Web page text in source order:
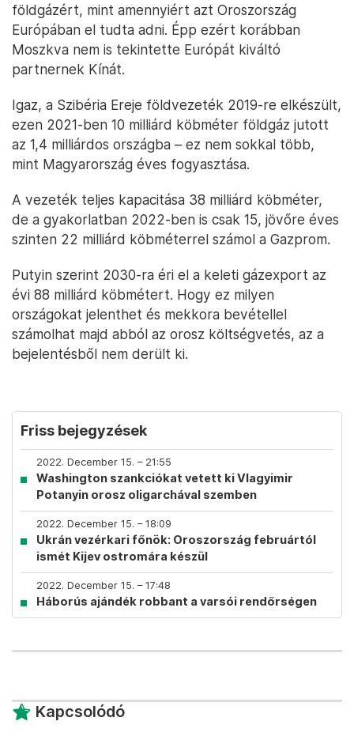
földgázért, mint amennyiért azt Oroszország
Európában el tudta adni. Épp ezért korábban
Moszkva nem is tekintette Európát kiváltó
partnernek Kínát.
Igaz, a Szibéria Ereje földvezeték 2019-re elkészült,
ezen 2021-ben 10 milliárd köbméter földgáz jutott
az 1,4 milliárdos országba – ez nem sokkal több,
mint Magyarország éves fogyasztása.
A vezeték teljes kapacitása 38 milliárd köbméter,
de a gyakorlatban 2022-ben is csak 15, jövőre éves
szinten 22 milliárd köbméterrel számol a Gazprom.
Putyin szerint 2030-ra éri el a keleti gázexport az
évi 88 milliárd köbmétert. Hogy ez milyen
országokat jelenthet és mekkora bevétellel
számolhat majd abból az orosz költségvetés, az a
bejelentésből nem derült ki.
Friss bejegyzések
2022. December 15. – 21:55
Washington szankciókat vetett ki Vlagyimir
Potanyin orosz oligarchával szemben
2022. December 15. – 18:09
Ukrán vezérkari főnök: Oroszország februártól
ismét Kijev ostromára készül
2022. December 15. – 17:48
Háborús ajándék robbant a varsói rendőrségen
Kapcsolódó